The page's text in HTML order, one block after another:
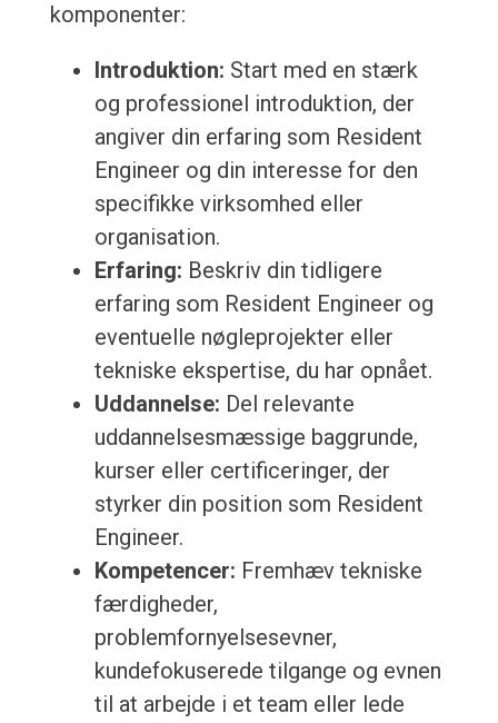
komponenter:
Introduktion: Start med en stærk
og professionel introduktion, der
angiver din erfaring som Resident
Engineer og din interesse for den
specifikke virksomhed eller
organisation.
Erfaring: Beskriv din tidligere
erfaring som Resident Engineer og
eventuelle nøgleprojekter eller
tekniske ekspertise, du har opnået.
Uddannelse: Del relevante
uddannelsesmæssige baggrunde,
kurser eller certificeringer, der
styrker din position som Resident
Engineer.
Kompetencer: Fremhæv tekniske
færdigheder,
problemfornyelsesevner,
kundefokuserede tilgange og evnen
til at arbejde i et team eller lede